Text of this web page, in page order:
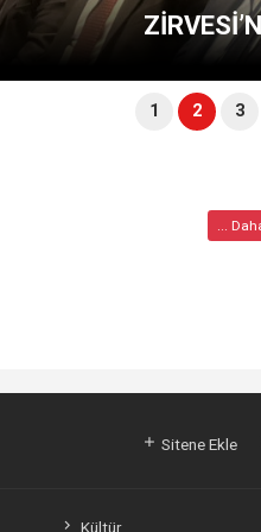
1 2 3
...
Sitene Ekle
Kültür